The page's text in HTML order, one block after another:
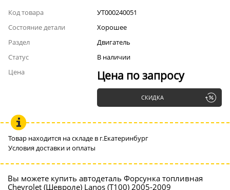
Код товара
УТ000240051
Состояние детали
Хорошее
Раздел
Двигатель
Статус
В наличии
Цена
Цена по запросу
СКИДКА
Товар находится на складе в г.Екатеринбург
Условия доставки и оплаты
Вы можете купить автодеталь Форсунка топливная
Chevrolet (Шевроле) Lanos (Т100) 2005-2009